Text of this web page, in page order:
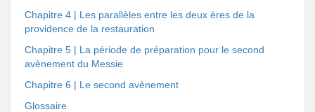
Chapitre 4 | Les parallèles entre les deux ères de la
providence de la restauration
Chapitre 5 | La période de préparation pour le second
avènement du Messie
Chapitre 6 | Le second avènement
Glossaire